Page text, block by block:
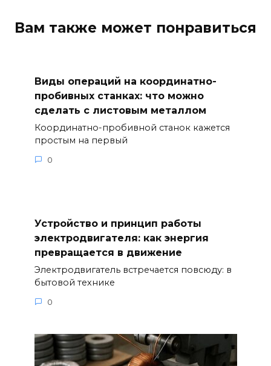
Вам также может понравиться
Виды операций на координатно-
пробивных станках: что можно
сделать с листовым металлом
Координатно-пробивной станок кажется
простым на первый
0
Устройство и принцип работы
электродвигателя: как энергия
превращается в движение
Электродвигатель встречается повсюду: в
бытовой технике
0